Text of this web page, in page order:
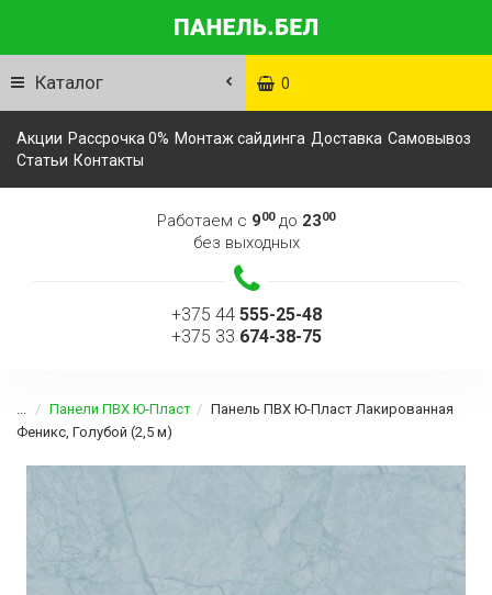
Каталог 0
Акции Рассрочка 0% Монтаж сайдинга Доставка Самовывоз
Статьи Контакты
Работаем с 900до 2300
без выходных
+375 44 555-25-48
+375 33 674-38-75
... Панели ПВХ Ю-Пласт
Панель ПВХ Ю-Пласт Лакированная
Феникс, Голубой (2,5 м)